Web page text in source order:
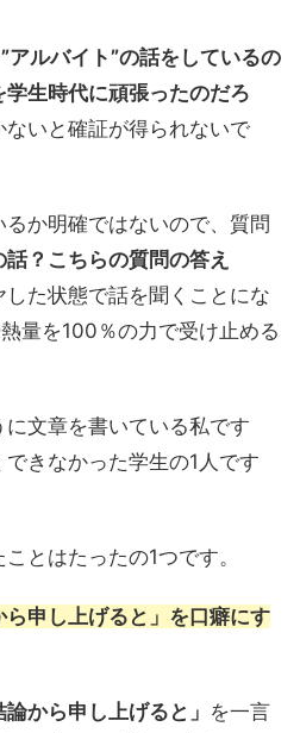
アルバイト”の話をしているの
生時代に頑張ったのだろ
ないと確証が得られないで
か明確ではないので、質問
話？こちらの質問の答え
した状態で話を聞くことにな
量を100％の力で受け止める
文章を書いている私です
きなかった学生の1人です
とはたったの1つです。
ら申し上げると」を口癖にす
論から申し上げると」 を一言